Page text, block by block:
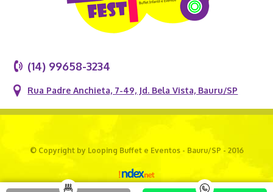
(14) 99658-3234
Rua Padre Anchieta, 7-49, Jd. Bela Vista, Bauru/SP
© Copyright by Looping Buffet e Eventos - Bauru/SP - 2016